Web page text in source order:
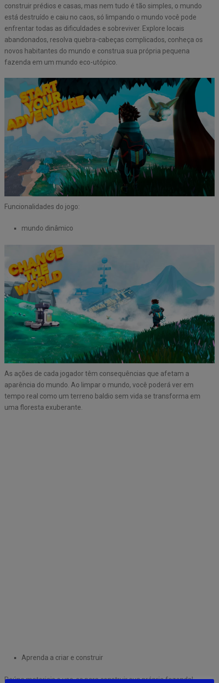
construir prédios e casas, mas nem tudo é tão simples, o mundo
está destruído e caiu no caos, só limpando o mundo você pode
enfrentar todas as dificuldades e sobreviver. Explore locais
abandonados, resolva quebra-cabeças complicados, conheça os
novos habitantes do mundo e construa sua própria pequena
fazenda em um mundo eco-utópico.
Funcionalidades do jogo:
mundo dinâmico
As ações de cada jogador têm consequências que afetam a
aparência do mundo. Ao limpar o mundo, você poderá ver em
tempo real como um terreno baldio sem vida se transforma em
uma floresta exuberante.
Aprenda a criar e construir
Reúna materiais e use-os para construir sua própria fazenda!